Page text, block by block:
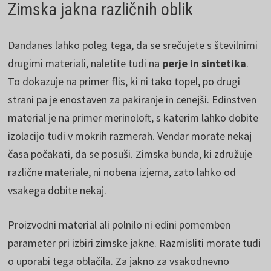
Zimska jakna različnih oblik
Dandanes lahko poleg tega, da se srečujete s številnimi
drugimi materiali, naletite tudi na perje in sintetika.
To dokazuje na primer flis, ki ni tako topel, po drugi
strani pa je enostaven za pakiranje in cenejši. Edinstven
material je na primer merinoloft, s katerim lahko dobite
izolacijo tudi v mokrih razmerah. Vendar morate nekaj
časa počakati, da se posuši. Zimska bunda, ki združuje
različne materiale, ni nobena izjema, zato lahko od
vsakega dobite nekaj.
Proizvodni material ali polnilo ni edini pomemben
parameter pri izbiri zimske jakne. Razmisliti morate tudi
o uporabi tega oblačila. Za jakno za vsakodnevno